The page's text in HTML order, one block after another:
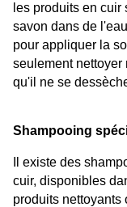
les produits en
savon dans de
pour appliquer la
seulement nettoyer
qu'il ne se
Shampooing
Il existe des
cuir, disponibles
produits nettoyants